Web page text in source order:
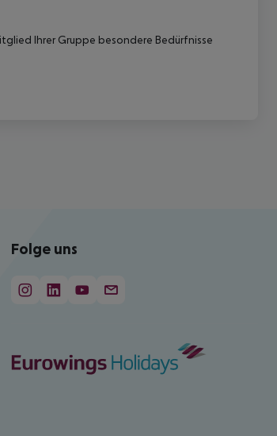
Ihrer Gruppe besondere Bedürfnisse
Folge uns